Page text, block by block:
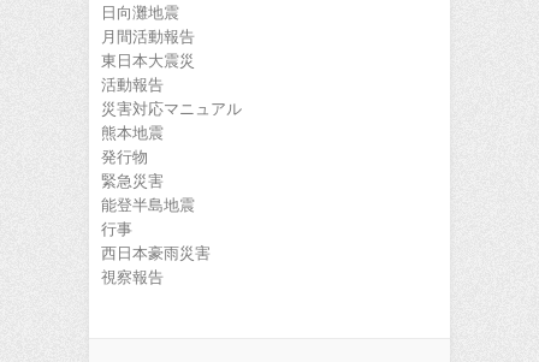
日向灘地震
月間活動報告
東日本大震災
活動報告
災害対応マニュアル
熊本地震
発行物
緊急災害
能登半島地震
行事
西日本豪雨災害
視察報告